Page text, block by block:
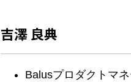
吉澤 良典
Balusプロダクトマ